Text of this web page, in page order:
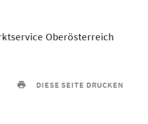
Oberösterreich
DIESE SEITE DRUCKEN